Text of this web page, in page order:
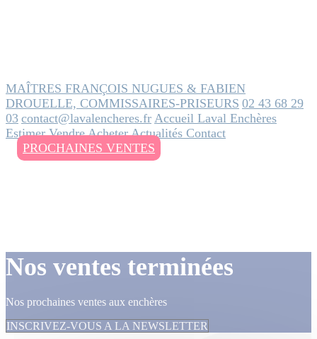
MAÎTRES FRANÇOIS NUGUES & FABIEN
DROUELLE, COMMISSAIRES-PRISEURS 02 43 68 29
03 contact@lavalencheres.fr Accueil Laval Enchères
EstimerVendreAcheterActualités Contact
PROCHAINES VENTES
Nos ventes terminées
Nos prochaines ventes aux enchères
INSCRIVEZ-VOUS A LA NEWSLETTER